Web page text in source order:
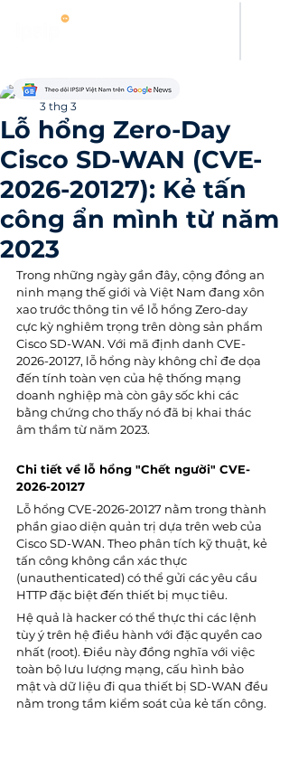
Lỗ hổng Zero-Day
Cisco SD-WAN (CVE-
2026-20127): Kẻ tấn
công ẩn mình từ năm
2023
Thanh Hoang
3 thg 3
Trong những ngày gần đây, cộng đồng an
ninh mạng thế giới và Việt Nam đang xôn
xao trước thông tin về lỗ hổng Zero-day
cực kỳ nghiêm trọng trên dòng sản phẩm
Cisco SD-WAN. Với mã định danh CVE-
2026-20127, lỗ hổng này không chỉ đe dọa
đến tính toàn vẹn của hệ thống mạng
doanh nghiệp mà còn gây sốc khi các
bằng chứng cho thấy nó đã bị khai thác
âm thầm từ năm 2023.
Chi tiết về lỗ hổng "Chết người" CVE-
2026-20127
Lỗ hổng CVE-2026-20127 nằm trong thành
phần giao diện quản trị dựa trên web của
Cisco SD-WAN. Theo phân tích kỹ thuật, kẻ
tấn công không cần xác thực
(unauthenticated) có thể gửi các yêu cầu
HTTP đặc biệt đến thiết bị mục tiêu.
Hệ quả là hacker có thể thực thi các lệnh
tùy ý trên hệ điều hành với đặc quyền cao
nhất (root). Điều này đồng nghĩa với việc
toàn bộ lưu lượng mạng, cấu hình bảo
mật và dữ liệu đi qua thiết bị SD-WAN đều
nằm trong tầm kiểm soát của kẻ tấn công.